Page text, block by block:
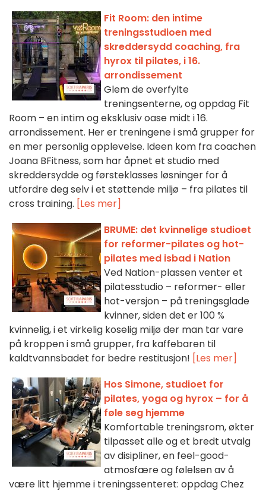
Fit Room: den intime
treningsstudioen med
skreddersydd coaching, fra
hyrox til pilates, i 16.
arrondissement
Glem de overfylte
treningsenterne, og oppdag Fit
Room – en intim og eksklusiv oase midt i 16.
arrondissement. Her er treningene i små grupper for
en mer personlig opplevelse. Ideen kom fra coachen
Joana BFitness, som har åpnet et studio med
skreddersydde og førsteklasses løsninger for å
utfordre deg selv i et støttende miljø – fra pilates til
cross training. [Les mer]
BRUME: det kvinnelige studioet
for reformer-pilates og hot-
pilates med isbad i Nation
Ved Nation-plassen venter et
pilatesstudio – reformer- eller
hot-versjon – på treningsglade
kvinner, siden det er 100 %
kvinnelig, i et virkelig koselig miljø der man tar vare
på kroppen i små grupper, fra kaffebaren til
kaldtvannsbadet for bedre restitusjon! [Les mer]
Hos Simone, studioet for
pilates, yoga og hyrox – for å
føle seg hjemme
Komfortable treningsrom, økter
tilpasset alle og et bredt utvalg
av disipliner, en feel-good-
atmosfære og følelsen av å
være litt hjemme i treningssenteret: oppdag Chez